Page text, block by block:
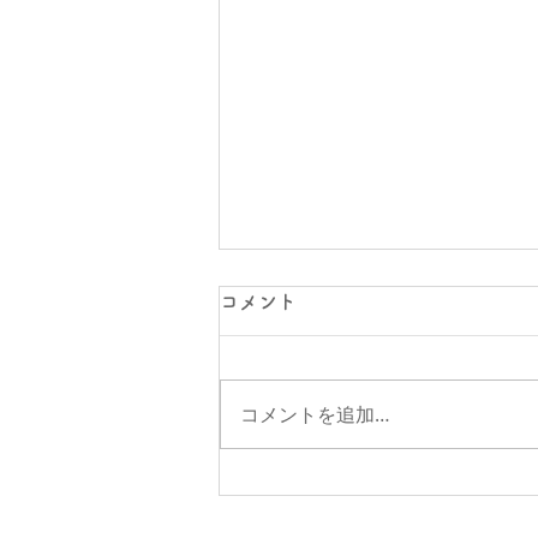
コメント
コメントを追加…